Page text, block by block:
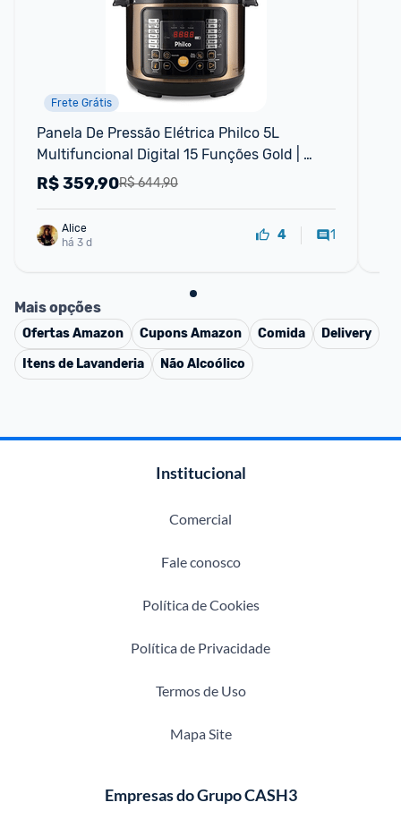
Frete Grátis
Panela De Pressão Elétrica Philco 5L
Multifuncional Digital 15 Funções Gold |
Gold, 5 litros, PPP05G
R$ 644,90
R$359,90
Alice
há 3 d
4 1
Mais opções
OfertasAmazon CuponsAmazon Comida
Delivery
Itens de Lavanderia
Não Alcoólico
Institucional
Comercial
Fale conosco
Política de Cookies
Política de Privacidade
Termos de Uso
Mapa Site
Empresas do Grupo CASH3